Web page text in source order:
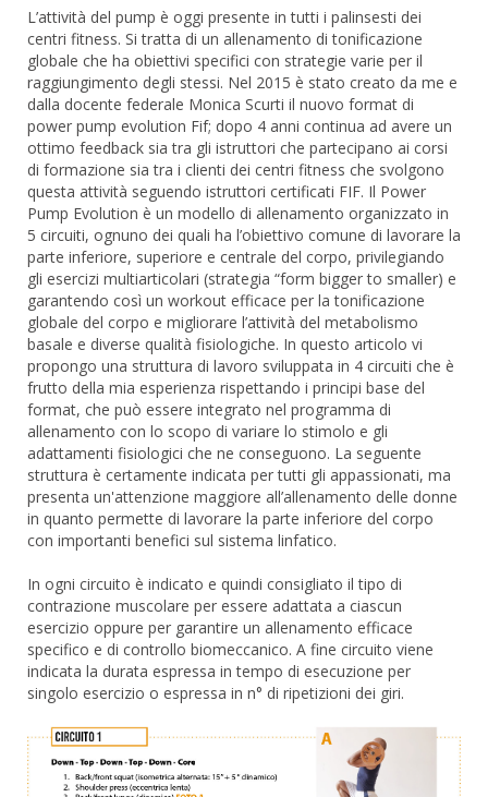
L’attività del pump è oggi presente in tutti i palinsesti dei
centri fitness. Si tratta di un allenamento di tonificazione
globale che ha obiettivi specifici con strategie varie per il
raggiungimento degli stessi. Nel 2015 è stato creato da me e
dalla docente federale Monica Scurti il nuovo format di
power pump evolution Fif; dopo 4 anni continua ad avere un
ottimo feedback sia tra gli istruttori che partecipano ai corsi
di formazione sia tra i clienti dei centri fitness che svolgono
questa attività seguendo istruttori certificati FIF. Il Power
Pump Evolution è un modello di allenamento organizzato in
5 circuiti, ognuno dei quali ha l’obiettivo comune di lavorare la
parte inferiore, superiore e centrale del corpo, privilegiando
gli esercizi multiarticolari (strategia “form bigger to smaller) e
garantendo così un workout efficace per la tonificazione
globale del corpo e migliorare l’attività del metabolismo
basale e diverse qualità fisiologiche. In questo articolo vi
propongo una struttura di lavoro sviluppata in 4 circuiti che è
frutto della mia esperienza rispettando i principi base del
format, che può essere integrato nel programma di
allenamento con lo scopo di variare lo stimolo e gli
adattamenti fisiologici che ne conseguono. La seguente
struttura è certamente indicata per tutti gli appassionati, ma
presenta un'attenzione maggiore all’allenamento delle donne
in quanto permette di lavorare la parte inferiore del corpo
con importanti benefici sul sistema linfatico.
In ogni circuito è indicato e quindi consigliato il tipo di
contrazione muscolare per essere adattata a ciascun
esercizio oppure per garantire un allenamento efficace
specifico e di controllo biomeccanico. A fine circuito viene
indicata la durata espressa in tempo di esecuzione per
singolo esercizio o espressa in n° di ripetizioni dei giri.